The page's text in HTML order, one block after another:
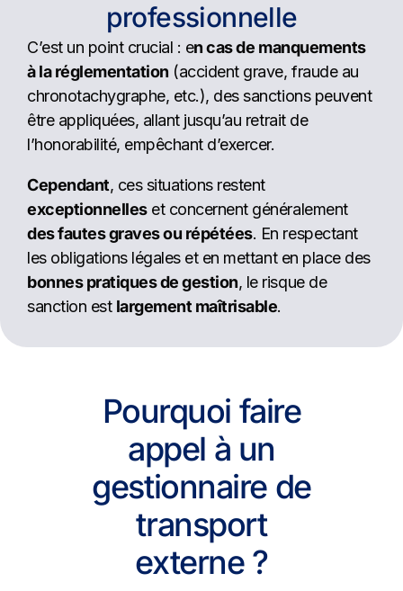
professionnelle
C’est un point crucial : en cas de manquements
à la réglementation (accident grave, fraude au
chronotachygraphe, etc.), des sanctions peuvent
être appliquées, allant jusqu’au retrait de
l’honorabilité, empêchant d’exercer.
Cependant, ces situations restent
exceptionnelleset concernent généralement
des fautes graves ou répétées. En respectant
les obligations légales et en mettant en place des
bonnes pratiques de gestion, le risque de
sanction est largement maîtrisable.
Pourquoi faire
appel à un
gestionnaire de
transport
externe ?